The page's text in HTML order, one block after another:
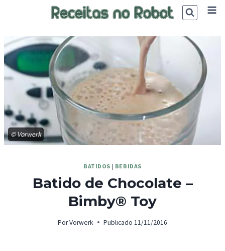
© Vorwerk
BATIDOS | BEBIDAS
Batido de Chocolate –
Bimby® Toy
PorVorwerk Publicado 11/11/2016